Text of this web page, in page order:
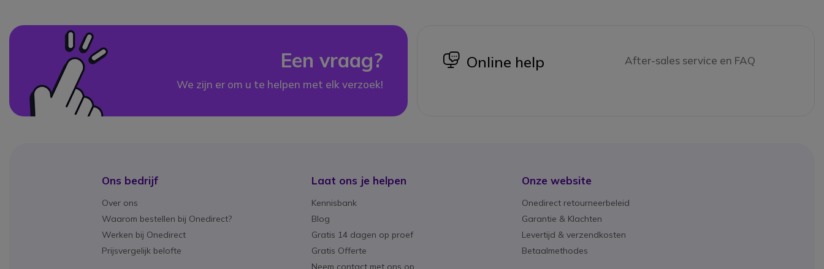
Een vraag?
We zijn er om u te helpen met elk verzoek!
icon
Online help After-sales service en FAQ
Ons bedrijf
Over ons
Waarom bestellen bij Onedirect?
Werken bij Onedirect
Prijsvergelijk belofte
Laat ons je helpen
Kennisbank
Blog
Gratis 14 dagen op proef
Gratis Offerte
Neem contact met ons op
Onze website
Onedirect retourneerbeleid
Garantie & Klachten
Levertijd & verzendkosten
Betaalmethodes